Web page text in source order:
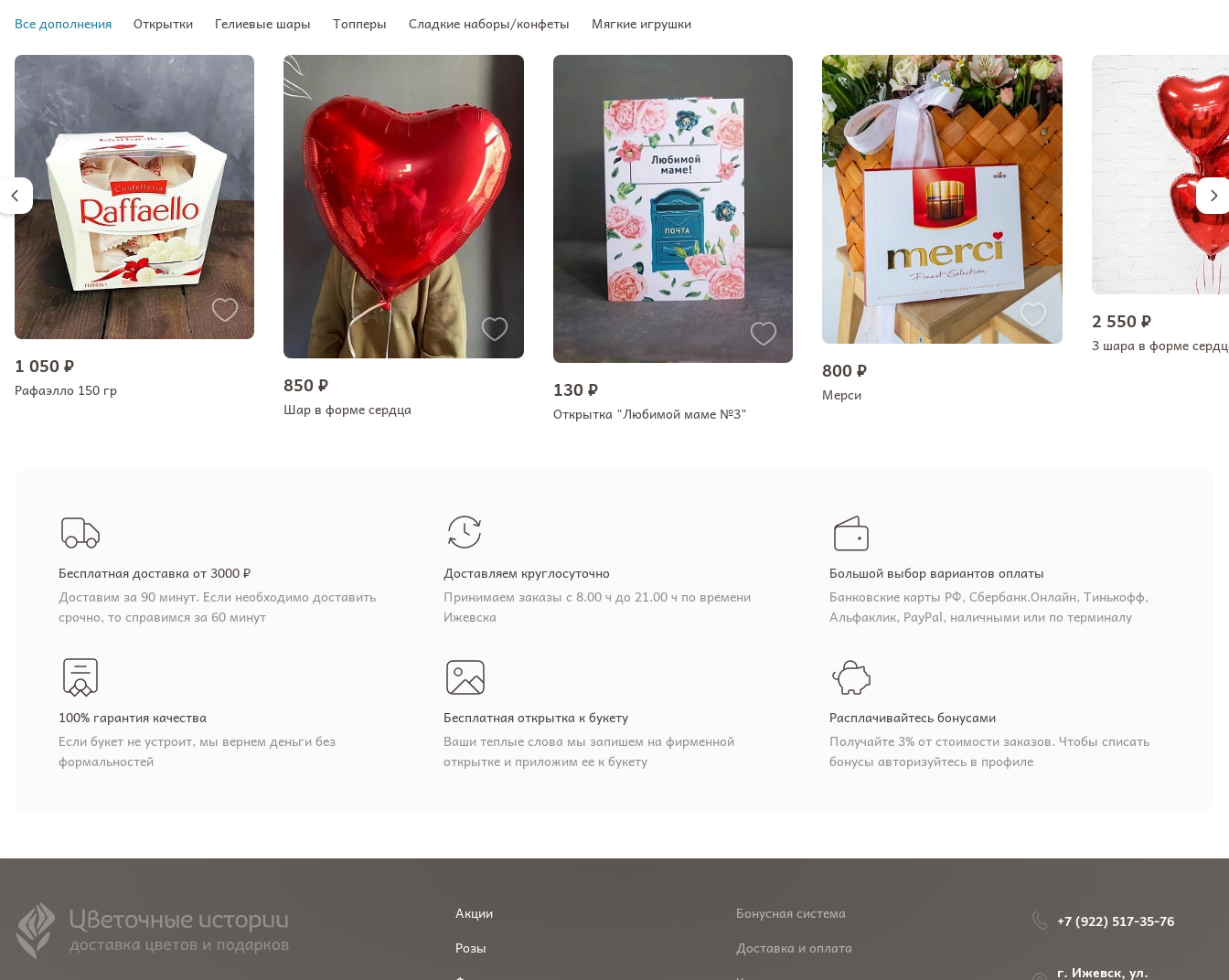
Все дополнения Открытки Гелиевые шары Топперы Сладкие наборы/конфеты Мягкие игрушки
1 050 ₽
Рафаэлло 150 гр 850 ₽
Шар в форме сердца
130 ₽
Открытка "Любимой маме №3"
800 ₽
Мерси
2 550 ₽
3 шара в форме
Бесплатная доставка от 3000 ₽
Доставим за 90 минут. Если необходимо доставить
срочно, то справимся за 60 минут
Доставляем круглосуточно
Принимаем заказы с 8.00 ч до 21.00 ч по времени
Ижевска
Большой выбор вариантов оплаты
Банковские карты РФ, Сбербанк.Онлайн, Тинькофф,
Альфаклик, PayPal, наличными или по терминалу
100% гарантия качества
Если букет не устроит, мы вернем деньги без
формальностей
Бесплатная открытка к букету
Ваши теплые слова мы запишем на фирменной
открытке и приложим ее к букету
Расплачивайтесь бонусами
Получайте 3% от стоимости заказов. Чтобы списать
бонусы авторизуйтесь в профиле
Акции
Розы
Бонусная система
Доставка и оплата
+7 (922) 517-35-76
г. Ижевск, ул.